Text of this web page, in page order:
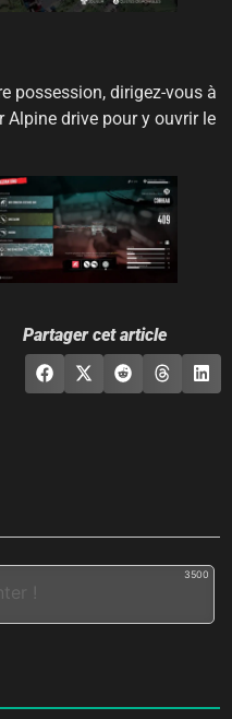
possession, dirigez-vous à
Alpine drive pour y ouvrir le
Partager cet article
3500